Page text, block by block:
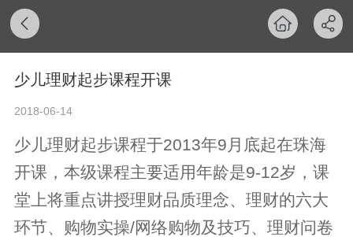
少儿理财起步课程开课
2018-06-14
少儿理财起步课程于2013年9月底起在珠海
开课，本级课程主要适用年龄是9-12岁，课
堂上将重点讲授理财品质理念、理财的六大
环节、购物实操/网络购物及技巧、理财问卷